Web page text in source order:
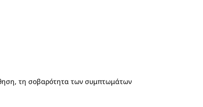
τη σοβαρότητα των συμπτωμάτων